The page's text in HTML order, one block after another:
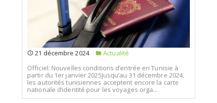
21 décembre 2024
Actualité
Officiel: Nouvelles conditions d’entrée en Tunisie à
partir du 1er janvier 2025Jusqu’au 31 décembre 2024,
les autorités tunisiennes acceptent encore la carte
nationale d’identité pour les voyages orga...